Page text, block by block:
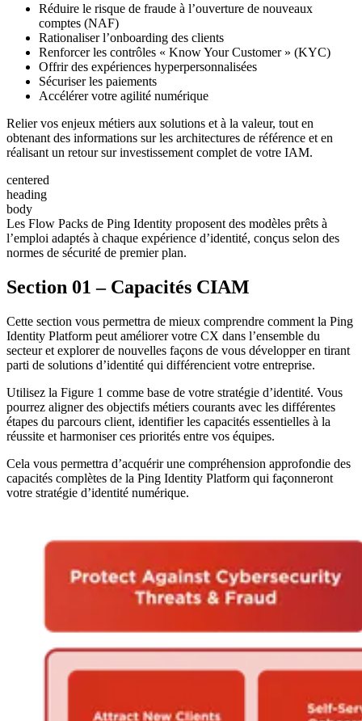
Réduire le risque de fraude à l’ouverture de nouveaux
comptes (NAF)
Rationaliser l’onboarding des clients
Renforcer les contrôles « Know Your Customer » (KYC)
Offrir des expériences hyperpersonnalisées
Sécuriser les paiements
Accélérer votre agilité numérique
Relier vos enjeux métiers aux solutions et à la valeur, tout en
obtenant des informations sur les architectures de référence et en
réalisant un retour sur investissement complet de votre IAM.
centered
heading
body
Les Flow Packs de Ping Identity proposent des modèles prêts à
l’emploi adaptés à chaque expérience d’identité, conçus selon des
normes de sécurité de premier plan.
Section 01 – Capacités CIAM
Cette section vous permettra de mieux comprendre comment la Ping
Identity Platform peut améliorer votre CX dans l’ensemble du
secteur et explorer de nouvelles façons de vous développer en tirant
parti de solutions d’identité qui différencient votre entreprise.
Utilisez la Figure 1 comme base de votre stratégie d’identité. Vous
pourrez aligner des objectifs métiers courants avec les différentes
étapes du parcours client, identifier les capacités essentielles à la
réussite et harmoniser ces priorités entre vos équipes.
Cela vous permettra d’acquérir une compréhension approfondie des
capacités complètes de la Ping Identity Platform qui façonneront
votre stratégie d’identité numérique.